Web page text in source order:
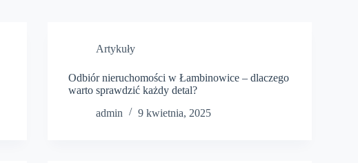
Artykuły
Odbiór nieruchomości w Łambinowice – dlaczego
warto sprawdzić każdy detal?
admin
9 kwietnia, 2025